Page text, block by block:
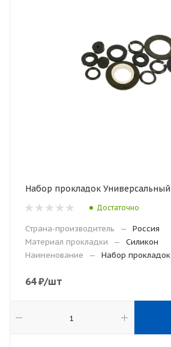
Набор прокладок Универсальный
Достаточно
Страна-производитель —
Россия
Материал прокладки
—
Силикон
Наименование
— Набор прокладок
64₽/шт